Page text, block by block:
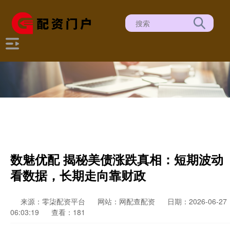
数魅优配 揭秘美债涨跌真相：短期波动
看数据，长期走向靠财政
来源：零柒配资平台 网站：网配查配资
日期：2026-06-27
06:03:19
查看：181